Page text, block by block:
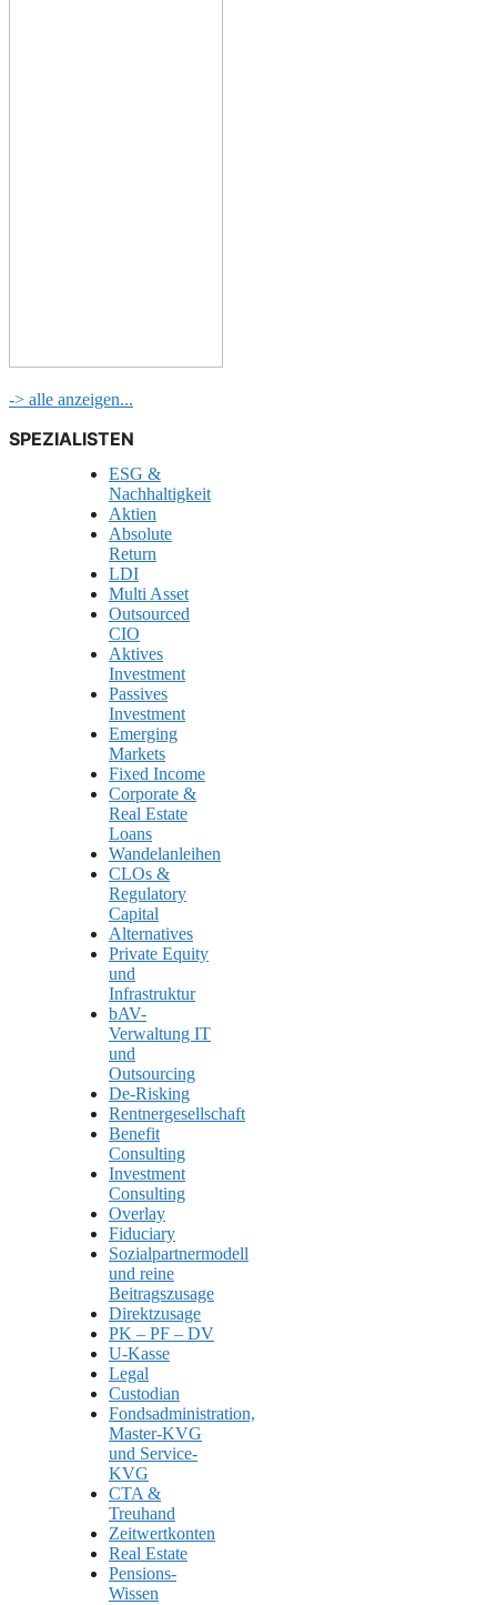
-> alle anzeigen...
SPEZIALISTEN
ESG &
Nachhaltigkeit
Aktien
Absolute
Return
LDI
Multi Asset
Outsourced
CIO
Aktives
Investment
Passives
Investment
Emerging
Markets
Fixed Income
Corporate &
Real Estate
Loans
Wandelanleihen
CLOs &
Regulatory
Capital
Alternatives
Private Equity
und
Infrastruktur
bAV-
Verwaltung IT
und
Outsourcing
De-Risking
Rentnergesellschaft
Benefit
Consulting
Investment
Consulting
Overlay
Fiduciary
Sozialpartnermodell
und reine
Beitragszusage
Direktzusage
PK – PF – DV
U-Kasse
Legal
Custodian
Fondsadministration,
Master-KVG
und Service-
KVG
CTA &
Treuhand
Zeitwertkonten
Real Estate
Pensions-
Wissen